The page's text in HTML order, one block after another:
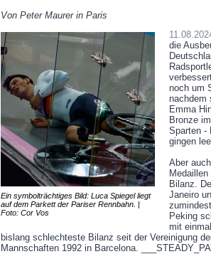
Von Peter Maurer in Paris
Ein symbolträchtiges Bild: Luca Spiegel liegt
auf dem Parkett der Pariser Rennbahn. |
Foto: Cor Vos
die
noch um
nachdem
Emma
Bronze
Sparten -
gingen
Aber
Bilanz.
Janeiro
Peking
mit
bislang schlechteste Bilanz seit der Vereinigung
Mannschaften 1992 in Barcelona.
Facebook
Twitter